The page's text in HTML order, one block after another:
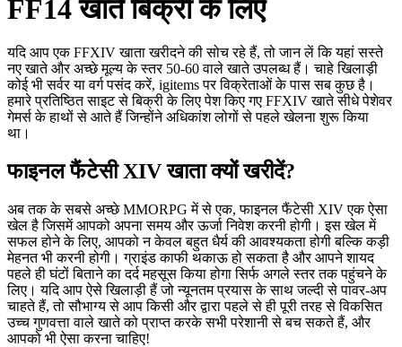
FF14 खाते बिक्री के लिए
यदि आप एक FFXIV खाता खरीदने की सोच रहे हैं, तो जान लें कि यहां सस्ते
नए खाते और अच्छे मूल्य के स्तर 50-60 वाले खाते उपलब्ध हैं। चाहे खिलाड़ी
कोई भी सर्वर या वर्ग पसंद करें, igitems पर विक्रेताओं के पास सब कुछ है।
हमारे प्रतिष्ठित साइट से बिक्री के लिए पेश किए गए FFXIV खाते सीधे पेशेवर
गेमर्स के हाथों से आते हैं जिन्होंने अधिकांश लोगों से पहले खेलना शुरू किया
था।
फाइनल फैंटेसी XIV खाता क्यों खरीदें?
अब तक के सबसे अच्छे MMORPG में से एक, फाइनल फैंटेसी XIV एक ऐसा
खेल है जिसमें आपको अपना समय और ऊर्जा निवेश करनी होगी। इस खेल में
सफल होने के लिए, आपको न केवल बहुत धैर्य की आवश्यकता होगी बल्कि कड़ी
मेहनत भी करनी होगी। ग्राइंड काफी थकाऊ हो सकता है और आपने शायद
पहले ही घंटों बिताने का दर्द महसूस किया होगा सिर्फ अगले स्तर तक पहुंचने के
लिए। यदि आप ऐसे खिलाड़ी हैं जो न्यूनतम प्रयास के साथ जल्दी से पावर-अप
चाहते हैं, तो सौभाग्य से आप किसी और द्वारा पहले से ही पूरी तरह से विकसित
उच्च गुणवत्ता वाले खाते को प्राप्त करके सभी परेशानी से बच सकते हैं, और
आपको भी ऐसा करना चाहिए!